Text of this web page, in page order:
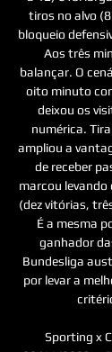
tiros no alvo
bloqueio
Aos três
balançar. O
oito minuto
deixou os
numérica.
ampliou a
de receber
marcou levando
(dez vitórias,
É a mesma
ganhador
Bundesliga
por levar a
Sporting x